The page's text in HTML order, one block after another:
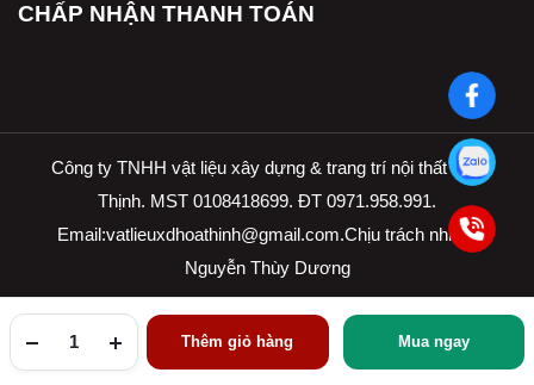
Thêm giỏ hàng Mua ngay
CHẤP NHẬN THANH TOÁN
Công ty TNHH vật liệu xây dựng & trang trí nội thất Hòa
Thịnh. MST 0108418699. ĐT 0971.958.991.
Email:vatlieuxdhoathinh@gmail.com.Chịu trách nhiệm
Nguyễn Thùy Dương